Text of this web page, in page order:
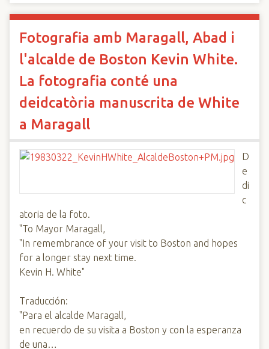
Fotografia amb Maragall, Abad i
l'alcalde de Boston Kevin White.
La fotografia conté una
deidcatòria manuscrita de White
a Maragall
D
e
di
c
atoria de la foto.
"To Mayor Maragall,
"In remembrance of your visit to Boston and hopes
for a longer stay next time.
Kevin H. White"
Traducción:
"Para el alcalde Maragall,
en recuerdo de su visita a Boston y con la esperanza
de una…